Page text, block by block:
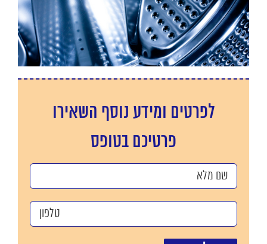
לפרטים ומידע נוסף השאירו
פרטיכם בטופס